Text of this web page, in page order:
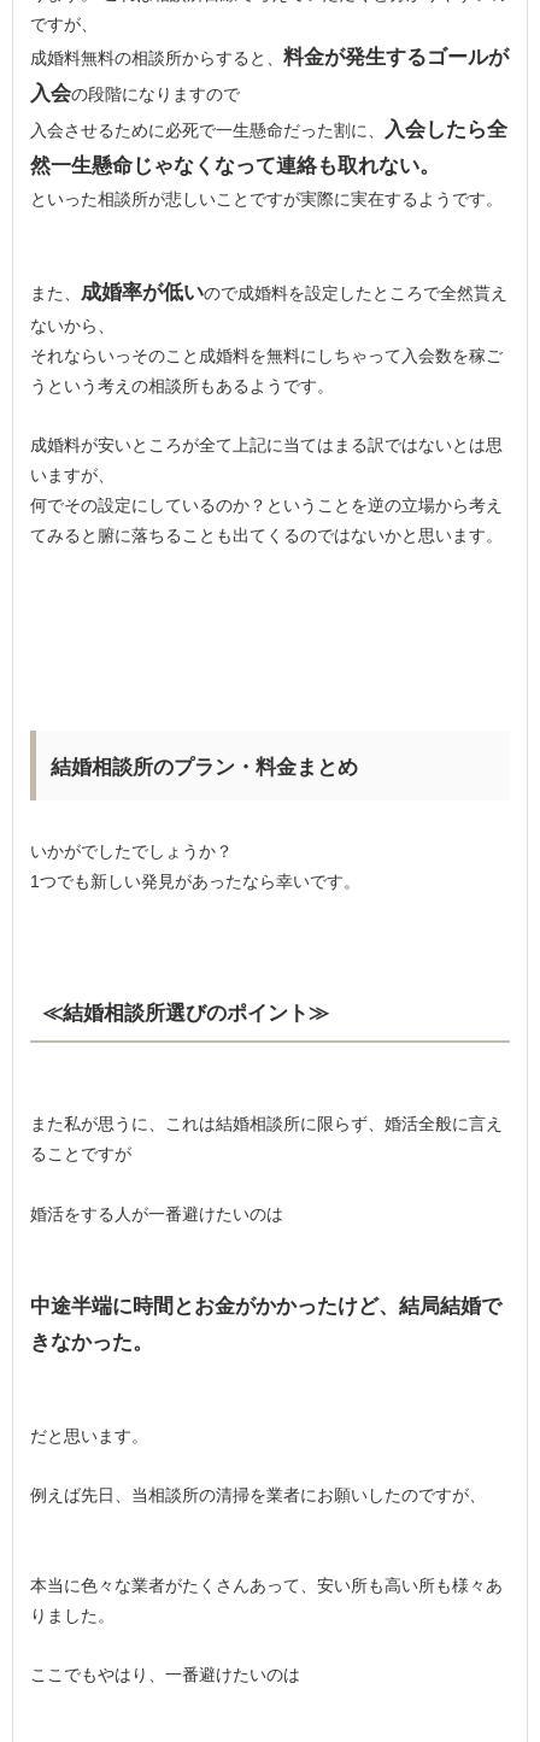
ですが、
成婚料無料の相談所からすると、料金が発生するゴールが
入会の段階になりますので
入会させるために必死で一生懸命だった割に、
入会したら全
然一生懸命じゃなくなって連絡も取れない。
といった相談所が悲しいことですが実際に実在するようです。
また、 成婚率が低いので成婚料を設定したところで全然貰え
ないから、
それならいっそのこと成婚料を無料にしちゃって入会数を稼ご
うという考えの相談所もあるようです。
成婚料が安いところが全て上記に当てはまる訳ではないとは思
いますが、
何でその設定にしているのか？ということを逆の立場から考え
てみると腑に落ちることも出てくるのではないかと思います。
結婚相談所のプラン・料金まとめ
いかがでしたでしょうか？
1つでも新しい発見があったなら幸いです。
≪結婚相談所選びのポイント≫
また私が思うに、これは結婚相談所に限らず、婚活全般に言え
ることですが
婚活をする人が一番避けたいのは
中途半端に時間とお金がかかったけど、結局結婚で
きなかった。
だと思います。
例えば先日、当相談所の清掃を業者にお願いしたのですが、
本当に色々な業者がたくさんあって、安い所も高い所も様々あ
りました。
ここでもやはり、一番避けたいのは